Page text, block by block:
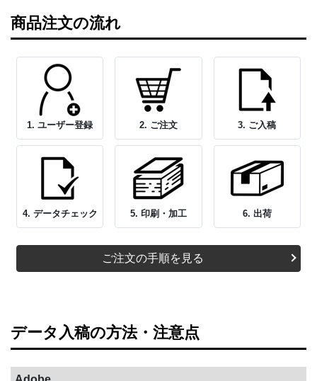
商品注文の流れ
1. ユーザー登録 2. ご注文 3. ご入稿
4. データチェック 5. 印刷・加工 6. 出荷
ご注文の手順を見る
データ入稿の方法・注意点